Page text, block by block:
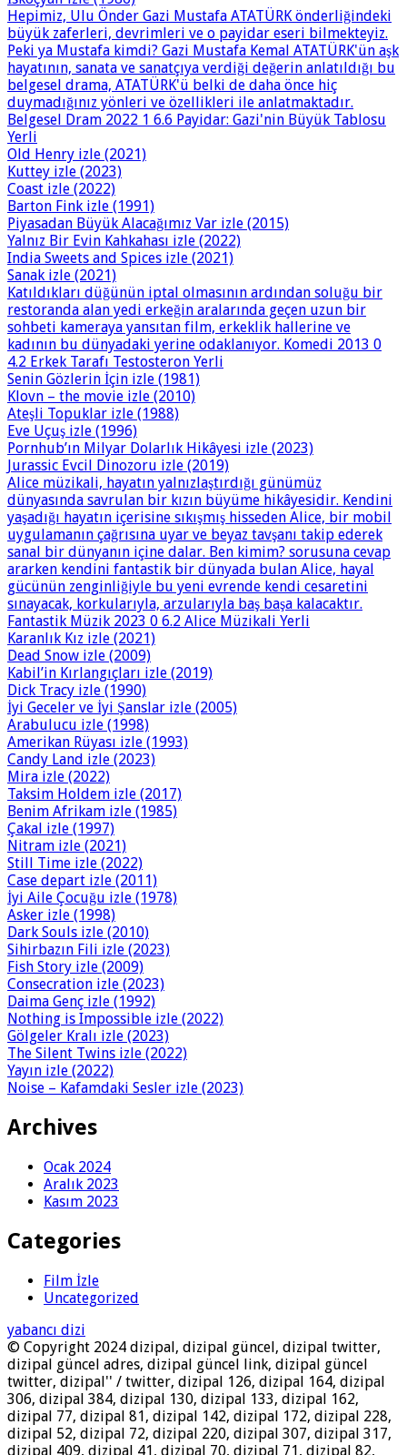
Hepimiz, Ulu Önder Gazi Mustafa ATATÜRK önderliğindeki
büyük zaferleri, devrimleri ve o payidar eseri bilmekteyiz.
Peki ya Mustafa kimdi? Gazi Mustafa Kemal ATATÜRK'ün aşk
hayatının, sanata ve sanatçıya verdiği değerin anlatıldığı bu
belgesel drama, ATATÜRK'ü belki de daha önce hiç
duymadığınız yönleri ve özellikleri ile anlatmaktadır.
Belgesel Dram 2022 1 6.6 Payidar: Gazi'nin Büyük Tablosu
Yerli
Old Henry izle (2021)
Kuttey izle (2023)
Coast izle (2022)
Barton Fink izle (1991)
Piyasadan Büyük Alacağımız Var izle (2015)
Yalnız Bir Evin Kahkahası izle (2022)
India Sweets and Spices izle (2021)
Sanak izle (2021)
Katıldıkları düğünün iptal olmasının ardından soluğu bir
restoranda alan yedi erkeğin aralarında geçen uzun bir
sohbeti kameraya yansıtan film, erkeklik hallerine ve
kadının bu dünyadaki yerine odaklanıyor. Komedi 2013 0
4.2 Erkek Tarafı Testosteron Yerli
Senin Gözlerin İçin izle (1981)
Klovn – the movie izle (2010)
Ateşli Topuklar izle (1988)
Eve Uçuş izle (1996)
Pornhub’ın Milyar Dolarlık Hikâyesi izle (2023)
Jurassic Evcil Dinozoru izle (2019)
Alice müzikali, hayatın yalnızlaştırdığı günümüz
dünyasında savrulan bir kızın büyüme hikâyesidir. Kendini
yaşadığı hayatın içerisine sıkışmış hisseden Alice, bir mobil
uygulamanın çağrısına uyar ve beyaz tavşanı takip ederek
sanal bir dünyanın içine dalar. Ben kimim? sorusuna cevap
ararken kendini fantastik bir dünyada bulan Alice, hayal
gücünün zenginliğiyle bu yeni evrende kendi cesaretini
sınayacak, korkularıyla, arzularıyla baş başa kalacaktır.
Fantastik Müzik 2023 0 6.2 Alice Müzikali Yerli
Karanlık Kız izle (2021)
Dead Snow izle (2009)
Kabil’in Kırlangıçları izle (2019)
Dick Tracy izle (1990)
İyi Geceler ve İyi Şanslar izle (2005)
Arabulucu izle (1998)
Amerikan Rüyası izle (1993)
Candy Land izle (2023)
Mira izle (2022)
Taksim Holdem izle (2017)
Benim Afrikam izle (1985)
Çakal izle (1997)
Nitram izle (2021)
Still Time izle (2022)
Case depart izle (2011)
İyi Aile Çocuğu izle (1978)
Asker izle (1998)
Dark Souls izle (2010)
Sihirbazın Fili izle (2023)
Fish Story izle (2009)
Consecration izle (2023)
Daima Genç izle (1992)
Nothing is Impossible izle (2022)
Gölgeler Kralı izle (2023)
The Silent Twins izle (2022)
Yayın izle (2022)
Noise – Kafamdaki Sesler izle (2023)
Archives
Ocak 2024
Aralık 2023
Kasım 2023
Categories
Film İzle
Uncategorized
yabancı dizi
© Copyright 2024 dizipal, dizipal güncel, dizipal twitter,
dizipal güncel adres, dizipal güncel link, dizipal güncel
twitter, dizipal'' / twitter, dizipal 126, dizipal 164, dizipal
306, dizipal 384, dizipal 130, dizipal 133, dizipal 162,
dizipal 77, dizipal 81, dizipal 142, dizipal 172, dizipal 228,
dizipal 52, dizipal 72, dizipal 220, dizipal 307, dizipal 317,
dizipal 409, dizipal 41, dizipal 70, dizipal 71, dizipal 82,